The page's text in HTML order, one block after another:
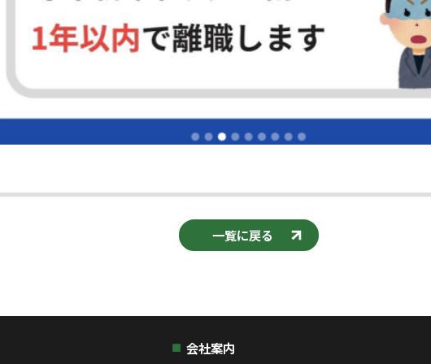
一覧に戻る
会社案内